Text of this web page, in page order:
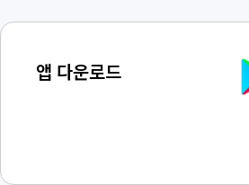
앱 다운로드